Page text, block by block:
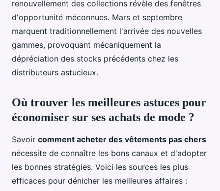
renouvellement des collections révèle des fenêtres
d'opportunité méconnues. Mars et septembre
marquent traditionnellement l'arrivée des nouvelles
gammes, provoquant mécaniquement la
dépréciation des stocks précédents chez les
distributeurs astucieux.
Où trouver les meilleures astuces pour
économiser sur ses achats de mode ?
Savoir comment acheter des vêtements pas chers
nécessite de connaître les bons canaux et d'adopter
les bonnes stratégies. Voici les sources les plus
efficaces pour dénicher les meilleures affaires :